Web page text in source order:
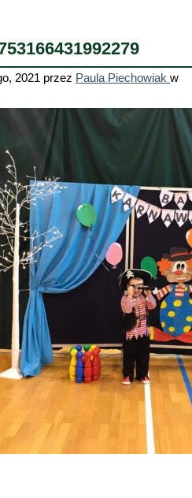
2021 przez Paula Piechowiak w